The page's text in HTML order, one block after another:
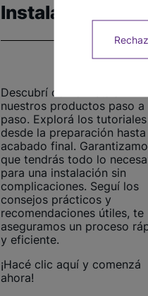
Instalación
Descubrí cómo instalar
nuestros productos paso a
paso. Explorá los tutoriales
desde la preparación hasta
acabado final.
que tendrás todo lo
para una instalación sin
complicaciones. Seguí los
consejos prácticos y
recomendaciones útiles, te
aseguramos un proceso
y eficiente.
¡Hacé clic aquí y comenzá
ahora!